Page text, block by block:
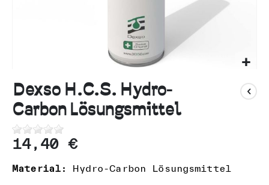
Anfang
der
Bildgalerie
springen
Dexso H.C.S. Hydro-
Carbon Lösungsmittel
14,40 €
Material: Hydro-Carbon Lösungsmittel